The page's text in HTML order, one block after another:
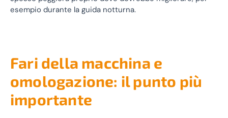
esempio durante la guida notturna.
Fari della macchina e
omologazione: il punto più
importante